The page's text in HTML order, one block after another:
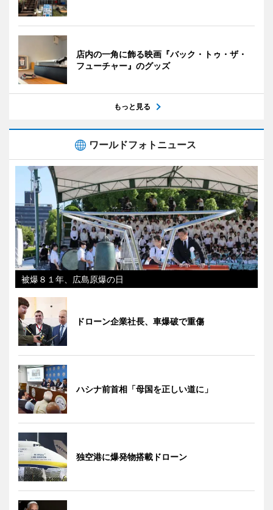
店内の一角に飾る映画『バック・トゥ・ザ・
フューチャー』のグッズ
もっと見る
ワールドフォトニュース
被爆８１年、広島原爆の日
ドローン企業社長、車爆破で重傷
ハシナ前首相「母国を正しい道に」
独空港に爆発物搭載ドローン